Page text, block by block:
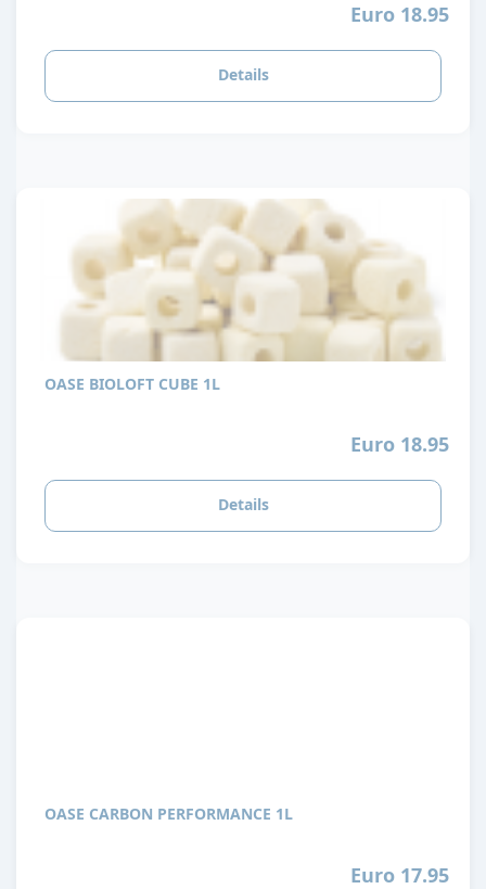
Euro 18.95
Details
OASE BIOLOFT CUBE 1L
Euro 18.95
Details
OASE CARBON PERFORMANCE 1L
Euro 17.95